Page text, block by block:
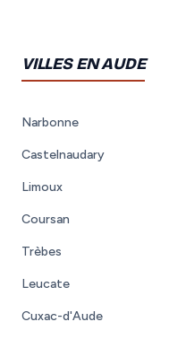
VILLES EN AUDE
Narbonne
Castelnaudary
Limoux
Coursan
Trèbes
Leucate
Cuxac-d'Aude